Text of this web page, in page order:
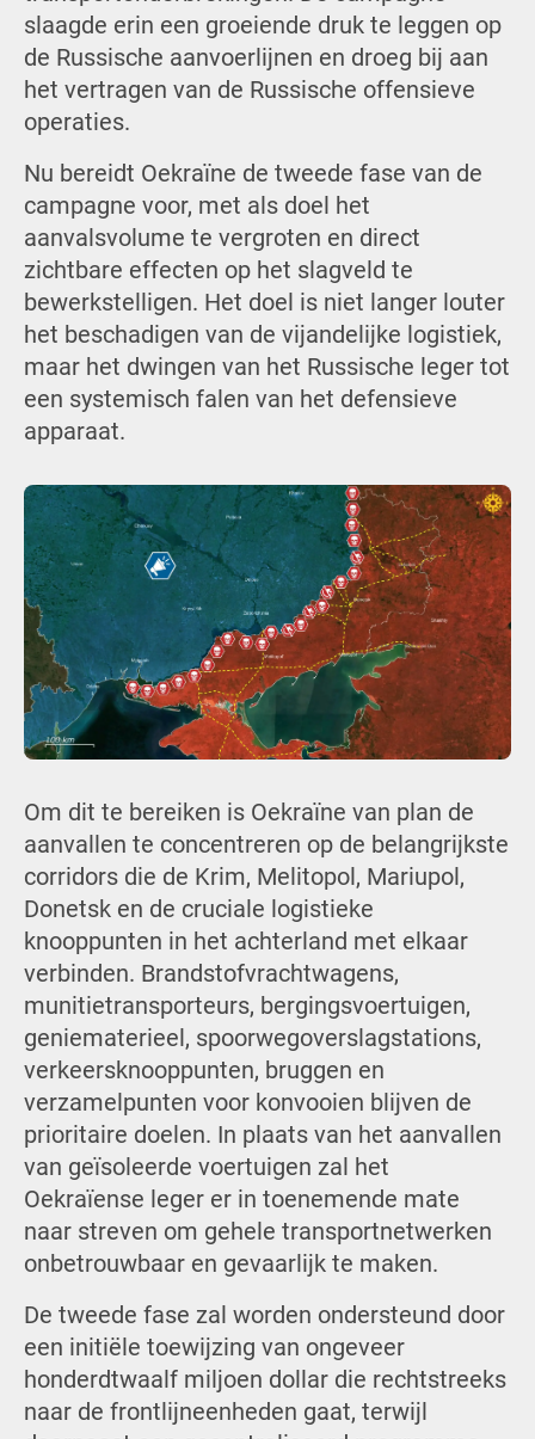
slaagde erin een groeiende druk te leggen op
de Russische aanvoerlijnen en droeg bij aan
het vertragen van de Russische offensieve
operaties.
Nu bereidt Oekraïne de tweede fase van de
campagne voor, met als doel het
aanvalsvolume te vergroten en direct
zichtbare effecten op het slagveld te
bewerkstelligen. Het doel is niet langer louter
het beschadigen van de vijandelijke logistiek,
maar het dwingen van het Russische leger tot
een systemisch falen van het defensieve
apparaat.
Om dit te bereiken is Oekraïne van plan de
aanvallen te concentreren op de belangrijkste
corridors die de Krim, Melitopol, Mariupol,
Donetsk en de cruciale logistieke
knooppunten in het achterland met elkaar
verbinden. Brandstofvrachtwagens,
munitietransporteurs, bergingsvoertuigen,
geniematerieel, spoorwegoverslagstations,
verkeersknooppunten, bruggen en
verzamelpunten voor konvooien blijven de
prioritaire doelen. In plaats van het aanvallen
van geïsoleerde voertuigen zal het
Oekraïense leger er in toenemende mate
naar streven om gehele transportnetwerken
onbetrouwbaar en gevaarlijk te maken.
De tweede fase zal worden ondersteund door
een initiële toewijzing van ongeveer
honderdtwaalf miljoen dollar die rechtstreeks
naar de frontlijneenheden gaat, terwijl